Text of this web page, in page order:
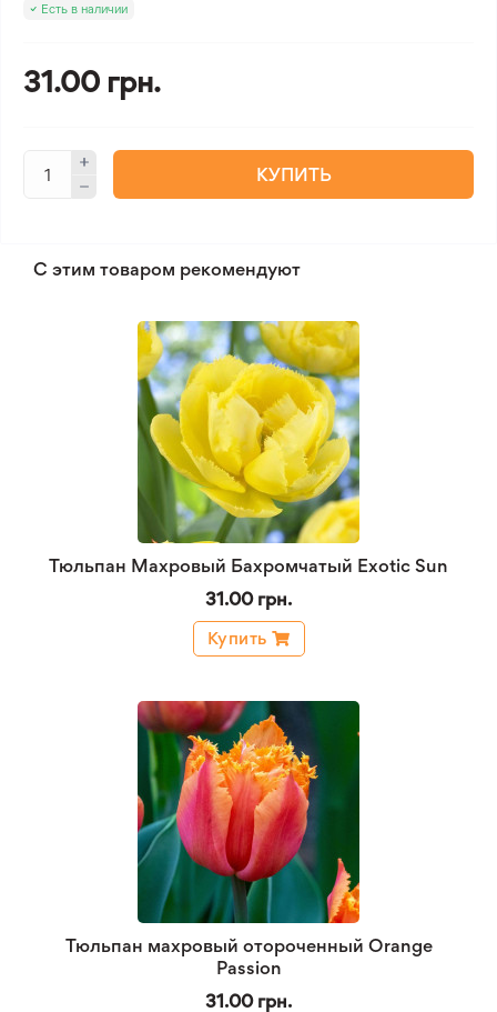
Есть в наличии
31.00 грн.
КУПИТЬ
С этим товаром рекомендуют
Тюльпан Махровый Бахромчатый Exotic Sun
31.00 грн.
Купить
Тюльпан махровый отороченный Orange
Passion
31.00 грн.